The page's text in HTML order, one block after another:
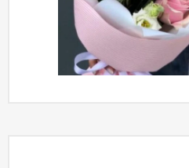
конфиденциальности